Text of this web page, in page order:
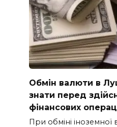
Обмін валюти в
знати перед
фінансових
При обміні